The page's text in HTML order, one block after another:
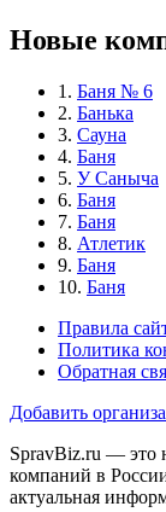
Новые
1. Баня № 6
2. Банька
3. Сауна
4. Баня
5. У Саныча
6. Баня
7. Баня
8. Атлетик
9. Баня
10. Баня
Правила
Политика
Обратная
Добавить
SpravBiz.ru — это
компаний в
актуальная